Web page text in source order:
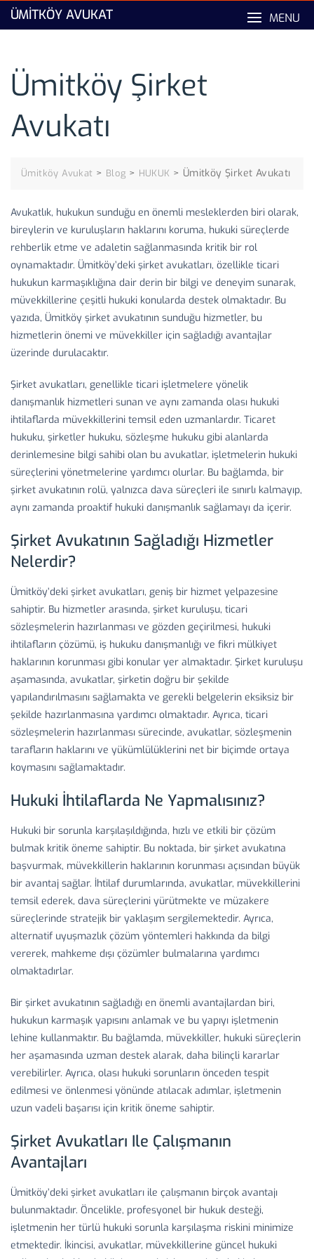
SkipÜMITKÖY AVUKAT MENU
Ümitköy Şirket
Avukatı
Ümitköy Avukat > Blog > HUKUK > Ümitköy Şirket Avukatı
Avukatlık, hukukun sunduğu en önemli mesleklerden biri olarak,
bireylerin ve kuruluşların haklarını koruma, hukuki süreçlerde
rehberlik etme ve adaletin sağlanmasında kritik bir rol
oynamaktadır. Ümitköy’deki şirket avukatları, özellikle ticari
hukukun karmaşıklığına dair derin bir bilgi ve deneyim sunarak,
müvekkillerine çeşitli hukuki konularda destek olmaktadır. Bu
yazıda, Ümitköy şirket avukatının sunduğu hizmetler, bu
hizmetlerin önemi ve müvekkiller için sağladığı avantajlar
üzerinde durulacaktır.
Şirket avukatları, genellikle ticari işletmelere yönelik
danışmanlık hizmetleri sunan ve aynı zamanda olası hukuki
ihtilaflarda müvekkillerini temsil eden uzmanlardır. Ticaret
hukuku, şirketler hukuku, sözleşme hukuku gibi alanlarda
derinlemesine bilgi sahibi olan bu avukatlar, işletmelerin hukuki
süreçlerini yönetmelerine yardımcı olurlar. Bu bağlamda, bir
şirket avukatının rolü, yalnızca dava süreçleri ile sınırlı kalmayıp,
aynı zamanda proaktif hukuki danışmanlık sağlamayı da içerir.
Şirket Avukatının Sağladığı Hizmetler
Nelerdir?
Ümitköy’deki şirket avukatları, geniş bir hizmet yelpazesine
sahiptir. Bu hizmetler arasında, şirket kuruluşu, ticari
sözleşmelerin hazırlanması ve gözden geçirilmesi, hukuki
ihtilafların çözümü, iş hukuku danışmanlığı ve fikri mülkiyet
haklarının korunması gibi konular yer almaktadır. Şirket kuruluşu
aşamasında, avukatlar, şirketin doğru bir şekilde
yapılandırılmasını sağlamakta ve gerekli belgelerin eksiksiz bir
şekilde hazırlanmasına yardımcı olmaktadır. Ayrıca, ticari
sözleşmelerin hazırlanması sürecinde, avukatlar, sözleşmenin
tarafların haklarını ve yükümlülüklerini net bir biçimde ortaya
koymasını sağlamaktadır.
Hukuki İhtilaflarda Ne Yapmalısınız?
Hukuki bir sorunla karşılaşıldığında, hızlı ve etkili bir çözüm
bulmak kritik öneme sahiptir. Bu noktada, bir şirket avukatına
başvurmak, müvekkillerin haklarının korunması açısından büyük
bir avantaj sağlar. İhtilaf durumlarında, avukatlar, müvekkillerini
temsil ederek, dava süreçlerini yürütmekte ve müzakere
süreçlerinde stratejik bir yaklaşım sergilemektedir. Ayrıca,
alternatif uyuşmazlık çözüm yöntemleri hakkında da bilgi
vererek, mahkeme dışı çözümler bulmalarına yardımcı
olmaktadırlar.
Bir şirket avukatının sağladığı en önemli avantajlardan biri,
hukukun karmaşık yapısını anlamak ve bu yapıyı işletmenin
lehine kullanmaktır. Bu bağlamda, müvekkiller, hukuki süreçlerin
her aşamasında uzman destek alarak, daha bilinçli kararlar
verebilirler. Ayrıca, olası hukuki sorunların önceden tespit
edilmesi ve önlenmesi yönünde atılacak adımlar, işletmenin
uzun vadeli başarısı için kritik öneme sahiptir.
Şirket Avukatları Ile Çalışmanın
Avantajları
Ümitköy’deki şirket avukatları ile çalışmanın birçok avantajı
bulunmaktadır. Öncelikle, profesyonel bir hukuk desteği,
işletmenin her türlü hukuki sorunla karşılaşma riskini minimize
etmektedir. İkincisi, avukatlar, müvekkillerine güncel hukuki